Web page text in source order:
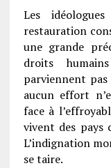
Les
restauration
une grande
droits
parviennent
aucun effort
face à
vivent des pays
L’indignation
se taire.